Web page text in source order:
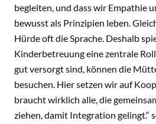
begleiten, und dass wir Empathie
bewusst als Prinzipien leben.
Hürde oft die Sprache. Deshalb
Kinderbetreuung eine zentrale
gut versorgt sind, können die
besuchen. Hier setzen wir auf
braucht wirklich alle, die
ziehen, damit Integration gelingt.“